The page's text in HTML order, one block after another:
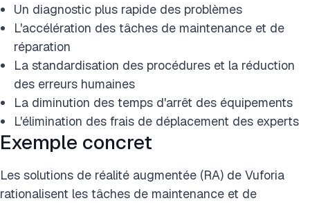
Un diagnostic plus rapide des problèmes
L'accélération des tâches de maintenance et de
réparation
La standardisation des procédures et la réduction
des erreurs humaines
La diminution des temps d'arrêt des équipements
L'élimination des frais de déplacement des experts
Exemple concret
Les solutions de réalité augmentée (RA) de Vuforia
rationalisent les tâches de maintenance et de